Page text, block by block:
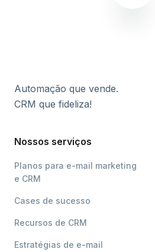
Automação que vende.
CRM que fideliza!
Nossos serviços
Planos para e-mail marketing
e CRM
Cases de sucesso
Recursos de CRM
Estratégias de e-mail